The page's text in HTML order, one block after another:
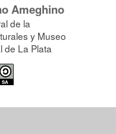
Ameghino
de la
y Museo
de La Plata